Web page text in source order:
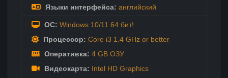
Языки интерфейса: английский
ОС: Windows 10/11 64 бит!
Процессор: Core i3 1.4 GHz or better
Оперативка: 4 GB ОЗУ
Видеокарта: Intel HD Graphics